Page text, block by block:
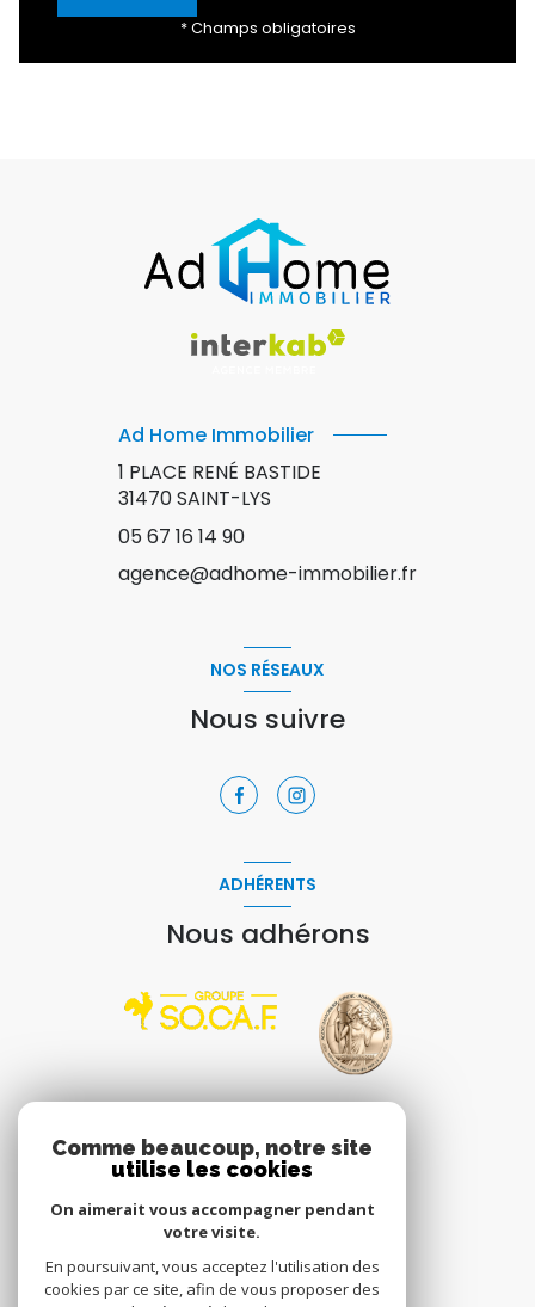
* Champs obligatoires
Ad Home Immobilier
1 PLACE RENÉ BASTIDE
31470SAINT-LYS
05 67 16 14 90
agence@adhome-immobilier.fr
NOS RÉSEAUX
Nous suivre
ADHÉRENTS
Nous adhérons
VOTRE ESPACE
Espace propriétaire
SE CONNECTER
Comme beaucoup, notre site
utilise les cookies
On aimerait vous accompagner pendant
votre visite.
En poursuivant, vous acceptez l'utilisation des
cookies par ce site, afin de vous proposer des